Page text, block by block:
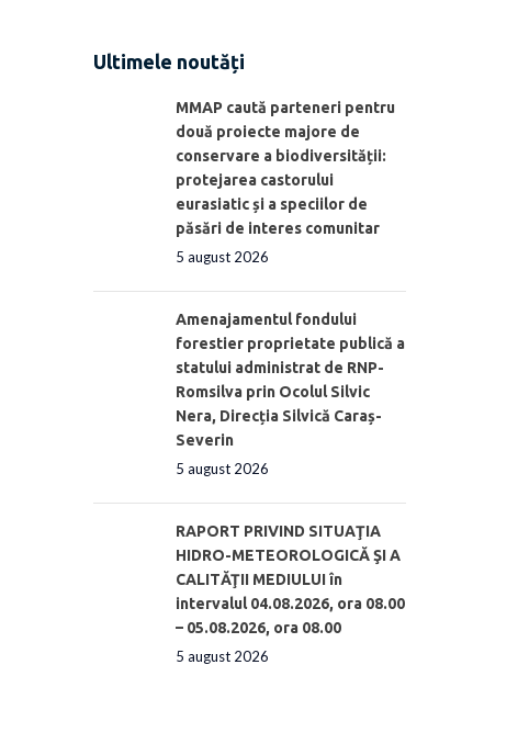
Ultimele noutăți
MMAP caută parteneri pentru
două proiecte majore de
conservare a biodiversității:
protejarea castorului
eurasiatic și a speciilor de
păsări de interes comunitar
5 august 2026
Amenajamentul fondului
forestier proprietate publică a
statului administrat de RNP-
Romsilva prin Ocolul Silvic
Nera, Direcția Silvică Caraș-
Severin
5 august 2026
RAPORT PRIVIND SITUAŢIA
HIDRO-METEOROLOGICĂ ŞI A
CALITĂŢII MEDIULUI în
intervalul 04.08.2026, ora 08.00
– 05.08.2026, ora 08.00
5 august 2026